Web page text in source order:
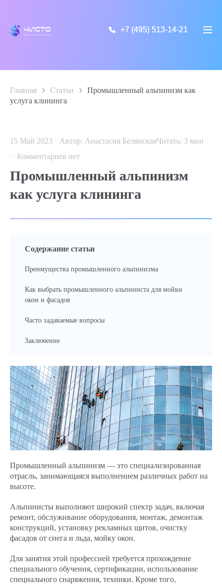
+7 (495) 513-14-21
+7 (495) 513-14-21
Главная > Статьи >
Промышленный альпинизм как
услуга клининга
15 Май 2023 Автор: Анастасия БелянскаяЧитать: 3 мин
Комментариев нет
Промышленный альпинизм
как услуга клининга
Содержание статьи
Преимущества промышленного альпинизма
Как выбрать промышленного альпиниста для мойки
окон и фасадов
Часто задаваемые вопросы
Заключение
Промышленный альпинизм — это специализированная
отрасль, занимающаяся выполнением различных работ на
высоте.
Альпинисты выполняют широкий спектр задач, включая
ремонт, обслуживание оборудования, монтаж, демонтаж
конструкций, установку рекламных щитов, очистку
фасадов от снега и льда, мойку окон.
Для занятия этой профессией требуется прохождение
специального обучения, сертификации, использование
специального снаряжения, техники. Кроме того,